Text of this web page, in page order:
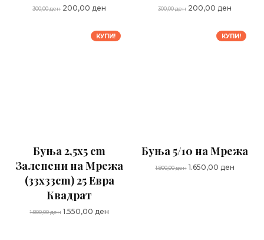
300,00ден Original
300,00 ден.
200,00 ден
is:
200,00 ден.
300,00ден Original
300,00 ден.
200,00 ден
is:
200,00
КУПИ!
Буња 2,5x5 cm
Залепени на Мрежа
(33x33cm) 25 Евра
Квадрат
1.800,00ден Original
1.550,00 денCurrent
КУПИ!
Буња 5/10 на Мрежа
1.800,00ден Original
1.650,00 денCurrent